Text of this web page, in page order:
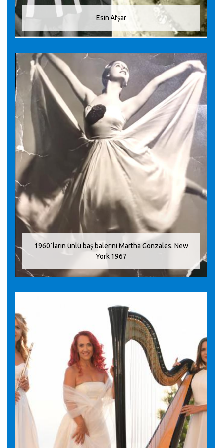
Esin Afşar
1960´ların ünlü baş balerini Martha Gonzales. New
York 1967